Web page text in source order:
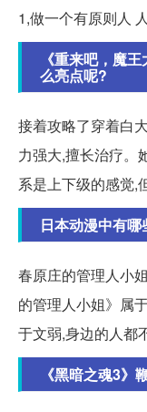
1,做一个有原则人
《重来吧，魔
么亮点呢?
接着攻略了穿着白
力强大,擅长治疗。
系是上下级的感觉,
日本动漫中有
春原庄的管理人小
的管理人小姐》属
于文弱,身边的人都
《黑暗之魂3》